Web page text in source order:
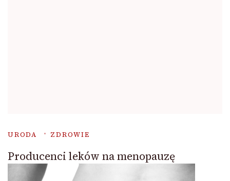
URODA ZDROWIE
Producenci leków na menopauzę